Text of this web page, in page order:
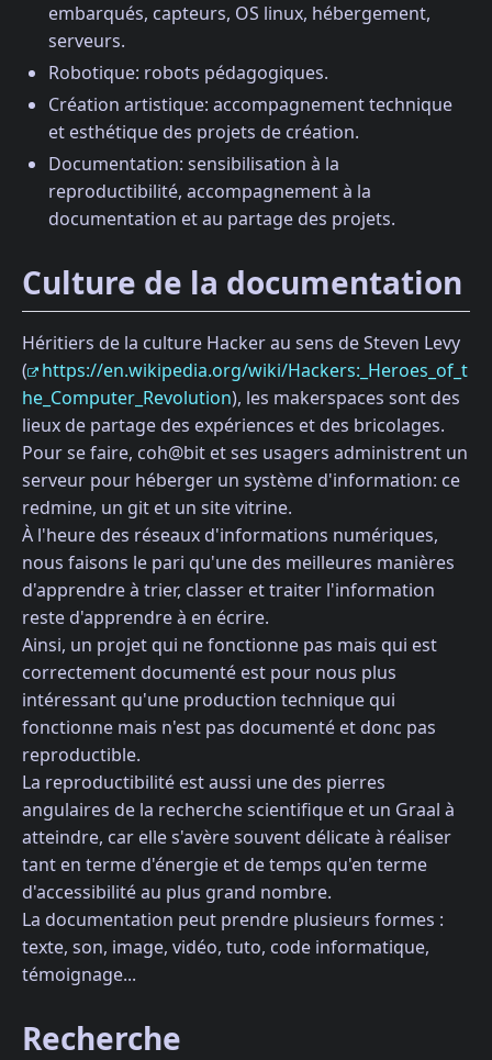
embarqués, capteurs, OS linux, hébergement,
serveurs.
Robotique: robots pédagogiques.
Création artistique: accompagnement technique
et esthétique des projets de création.
Documentation: sensibilisation à la
reproductibilité, accompagnement à la
documentation et au partage des projets.
Culture de la documentation
Héritiers de la culture Hacker au sens de Steven Levy
(
https://en.wikipedia.org/wiki/Hackers:_Heroes_of_t
he_Computer_Revolution), les makerspaces sont des
lieux de partage des expériences et des bricolages.
Pour se faire, coh@bit et ses usagers administrent un
serveur pour héberger un système d'information: ce
redmine, un git et un site vitrine.
À l'heure des réseaux d'informations numériques,
nous faisons le pari qu'une des meilleures manières
d'apprendre à trier, classer et traiter l'information
reste d'apprendre à en écrire.
Ainsi, un projet qui ne fonctionne pas mais qui est
correctement documenté est pour nous plus
intéressant qu'une production technique qui
fonctionne mais n'est pas documenté et donc pas
reproductible.
La reproductibilité est aussi une des pierres
angulaires de la recherche scientifique et un Graal à
atteindre, car elle s'avère souvent délicate à réaliser
tant en terme d'énergie et de temps qu'en terme
d'accessibilité au plus grand nombre.
La documentation peut prendre plusieurs formes :
texte, son, image, vidéo, tuto, code informatique,
témoignage...
Recherche